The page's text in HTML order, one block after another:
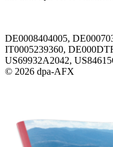
DE0008404005,
IT0005239360,
US69932A2042,
© 2026 dpa-AFX